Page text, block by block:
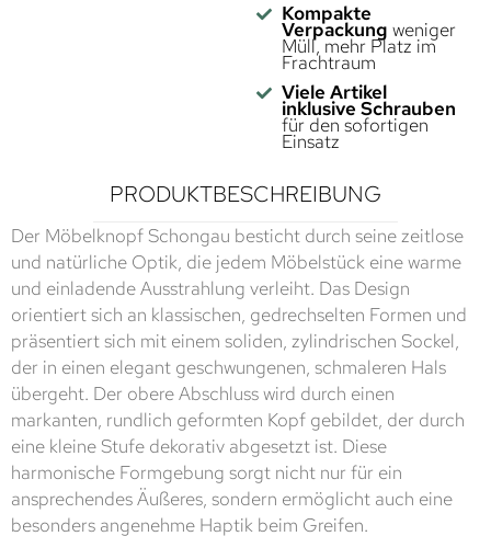
Kompakte
Verpackung weniger
Müll, mehr Platz im
Frachtraum
Viele Artikel
inklusive Schrauben
für den sofortigen
Einsatz
PRODUKTBESCHREIBUNG
Der Möbelknopf Schongau besticht durch seine zeitlose
und natürliche Optik, die jedem Möbelstück eine warme
und einladende Ausstrahlung verleiht. Das Design
orientiert sich an klassischen, gedrechselten Formen und
präsentiert sich mit einem soliden, zylindrischen Sockel,
der in einen elegant geschwungenen, schmaleren Hals
übergeht. Der obere Abschluss wird durch einen
markanten, rundlich geformten Kopf gebildet, der durch
eine kleine Stufe dekorativ abgesetzt ist. Diese
harmonische Formgebung sorgt nicht nur für ein
ansprechendes Äußeres, sondern ermöglicht auch eine
besonders angenehme Haptik beim Greifen.